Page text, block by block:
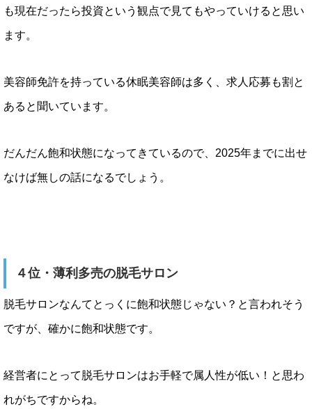
も現在だったら投資という観点で見てもやっていけると思い
ます。
美容師免許を持っている休眠美容師は多く、求人応募も割と
あると聞いています。
だんだん飽和状態になってきているので、2025年までに出せ
なけば無しの話になるでしょう。
４位・薄利多売の脱毛サロン
脱毛サロンなんてとっくに飽和状態じゃない？と言われそう
ですが、確かに飽和状態です。
経営者にとって脱毛サロンはお手軽で属人性が低い！と思わ
れがちですからね。